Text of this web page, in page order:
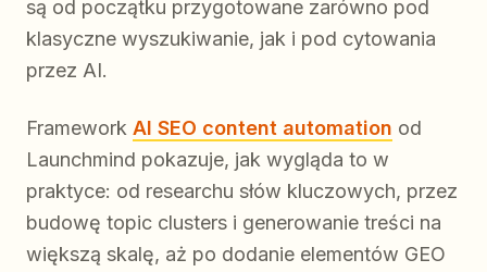
są od początku przygotowane zarówno pod
klasyczne wyszukiwanie, jak i pod cytowania
przez AI.
Framework AI SEO content automation od
Launchmind pokazuje, jak wygląda to w
praktyce: od researchu słów kluczowych, przez
budowę topic clusters i generowanie treści na
większą skalę, aż po dodanie elementów GEO